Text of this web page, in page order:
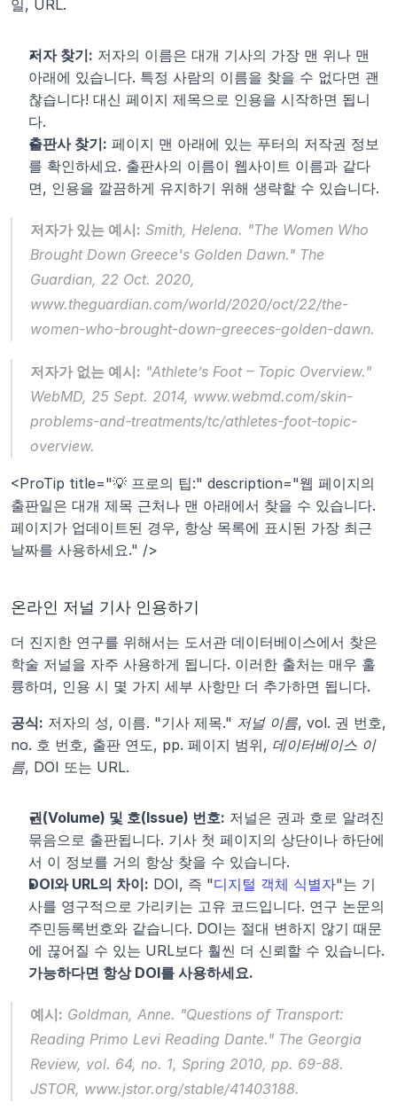
일, URL.
저자 찾기: 저자의 이름은 대개 기사의 가장 맨 위나 맨
아래에 있습니다. 특정 사람의 이름을 찾을 수 없다면 괜
찮습니다! 대신 페이지 제목으로 인용을 시작하면 됩니
다.
출판사 찾기: 페이지 맨 아래에 있는 푸터의 저작권 정보
를 확인하세요. 출판사의 이름이 웹사이트 이름과 같다
면, 인용을 깔끔하게 유지하기 위해 생략할 수 있습니다.
저자가 있는 예시: Smith, Helena. "The Women Who
Brought Down Greece's Golden Dawn." The
Guardian, 22 Oct. 2020,
www.theguardian.com/world/2020/oct/22/the-
women-who-brought-down-greeces-golden-dawn.
저자가 없는 예시:
WebMD, 25 Sept. 2014, www.webmd.com/skin-
problems-and-treatments/tc/athletes-foot-topic-
overview.
<ProTip title="💡 프로의 팁:" description="웹 페이지의
출판일은 대개 제목 근처나 맨 아래에서 찾을 수 있습니다.
페이지가 업데이트된 경우, 항상 목록에 표시된 가장 최근
날짜를 사용하세요." />
온라인 저널 기사 인용하기
더 진지한 연구를 위해서는 도서관 데이터베이스에서 찾은
학술 저널을 자주 사용하게 됩니다. 이러한 출처는 매우 훌
륭하며, 인용 시 몇 가지 세부 사항만 더 추가하면 됩니다.
공식: 저자의 성, 이름. "기사 제목." 저널 이름, vol. 권 번호,
no. 호 번호, 출판 연도, pp. 페이지 범위, 데이터베이스 이
름, DOI 또는 URL.
권(Volume) 및 호(Issue) 번호: 저널은 권과 호로 알려진
묶음으로 출판됩니다. 기사 첫 페이지의 상단이나 하단에
서 이 정보를 거의 항상 찾을 수 있습니다.
DOI와 URL의 차이: DOI, 즉 "디지털 객체 식별자"는 기
사를 영구적으로 가리키는 고유 코드입니다. 연구 논문의
주민등록번호와 같습니다. DOI는 절대 변하지 않기 때문
가능하다면 항상 DOI를 사용하세요.
예시: Goldman, Anne. "Questions of Transport:
Reading Primo Levi Reading Dante." The Georgia
Review
JSTOR, www.jstor.org/stable/41403188.